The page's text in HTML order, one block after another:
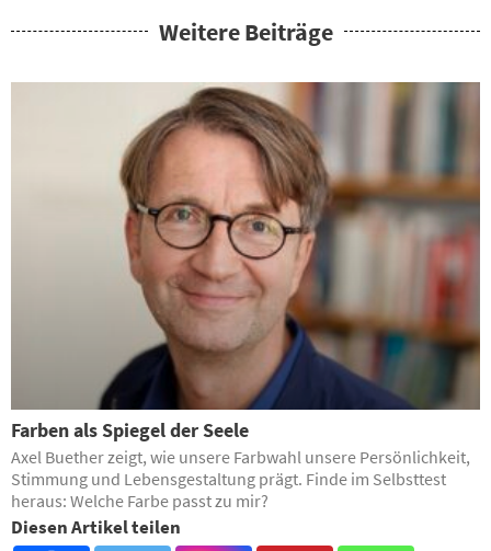
Weitere Beiträge
Farben als Spiegel der Seele
Axel Buether zeigt, wie unsere Farbwahl unsere Persönlichkeit,
Stimmung und Lebensgestaltung prägt. Finde im Selbsttest
heraus: Welche Farbe passt zu mir?
Diesen Artikel teilen